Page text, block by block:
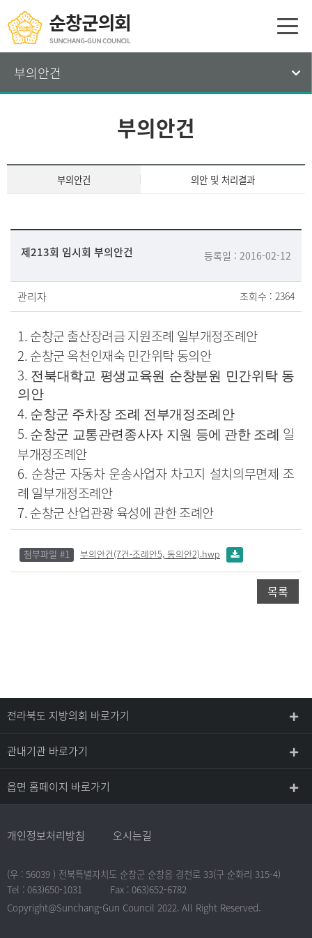
부의안건
부의안건
부의안건 의안 및 처리결과
제213회 임시회 부의안건 등록일 : 2016-02-12
관리자 조회수 : 2364
1. 순창군 출산장려금 지원조례 일부개정조례안
2. 순창군 옥천인재숙 민간위탁 동의안
3. 전북대학교 평생교육원 순창분원 민간위탁 동
의안
4. 순창군 주차장 조례 전부개정조례안
5. 순창군 교통관련종사자 지원 등에 관한 조례 일
부개정조례안
6. 순창군 자동차 운송사업자 차고지 설치의무면제 조
례 일부개정조례안
7. 순창군 산업관광 육성에 관한 조례안
첨부파일 #1 부의안건(7건-조례안5, 동의안2).hwp
목록
전라북도 지방의회 바로가기
관내기관 바로가기
읍면 홈페이지 바로가기
개인정보처리방침 오시는길
(우 : 56039 ) 전북특별자치도 순창군 순창읍 경천로 33(구 순화리 315-4)
Tel : 063)650-1031
Fax : 063)652-6782
Copyright@Sunchang-Gun Council 2022. All Right Reserved.